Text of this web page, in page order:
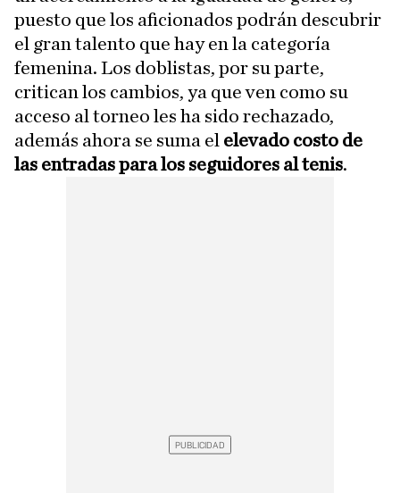
puesto que los aficionados podrán descubrir
el gran talento que hay en la categoría
femenina. Los doblistas, por su parte,
critican los cambios, ya que ven como su
acceso al torneo les ha sido rechazado,
además ahora se suma el elevado costo de
las entradas para los seguidores al tenis.